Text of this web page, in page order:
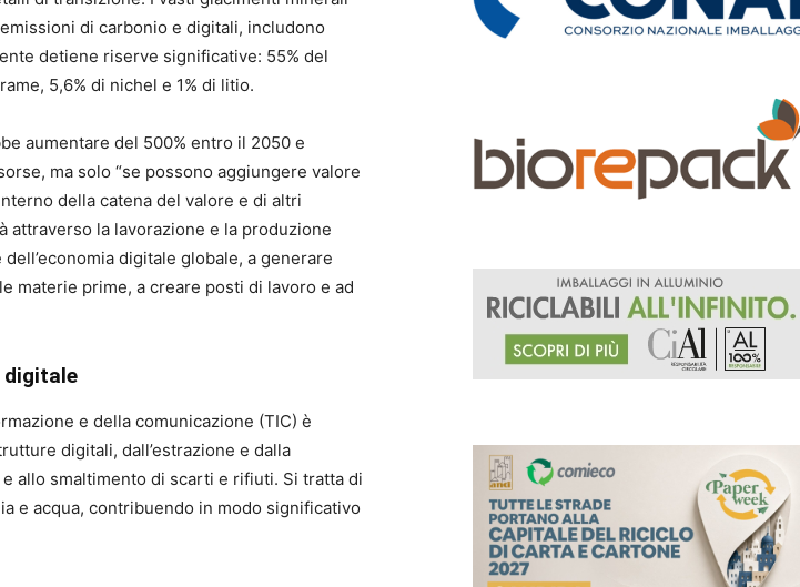
di carbonio e digitali, includono
detiene riserve significative: 55% del
5,6% di nichel e 1% di litio.
aumentare del 500% entro il 2050 e
ma solo “se possono aggiungere valore
della catena del valore e di altri
attraverso la lavorazione e la produzione
digitale globale, a generare
materie prime, a creare posti di lavoro e ad
digitale
e della comunicazione (TIC) è
digitali, dall’estrazione e dalla
allo smaltimento di scarti e rifiuti. Si tratta di
e acqua, contribuendo in modo significativo